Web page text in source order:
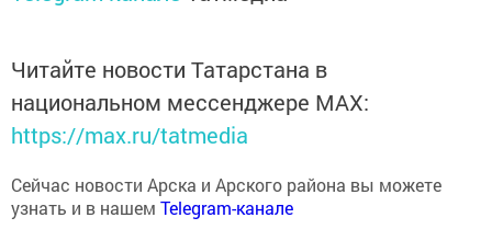
Читайте новости Татарстана в
национальном мессенджере MАХ:
https://max.ru/tatmedia
Сейчас новости Арска и Арского района вы можете
узнать и в нашем Telegram-канале